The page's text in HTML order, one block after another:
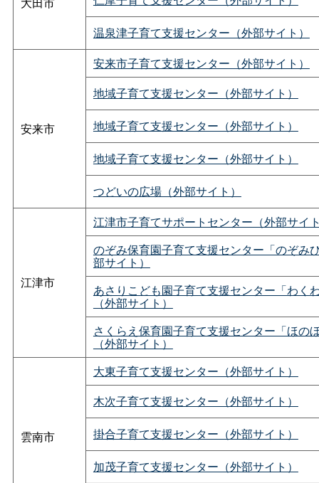
温泉津子育て支援センター（外部サイト）
安来市
安来市子育て支援センター（外部サイト）
地域子育て支援センター（外部サイト）
地域子育て支援センター（外部サイト）
地域子育て支援センター（外部サイト）
つどいの広場（外部サイト）
江津市
江津市子育てサポートセンター（外部サイ
のぞみ保育園子育て支援センター「のぞみ
部サイト）
あさりこども園子育て支援センター「わく
（外部サイト）
さくらえ保育園子育て支援センター「ほの
（外部サイト）
雲南市
大東子育て支援センター（外部サイト）
木次子育て支援センター（外部サイト）
掛合子育て支援センター（外部サイト）
加茂子育て支援センター（外部サイト）